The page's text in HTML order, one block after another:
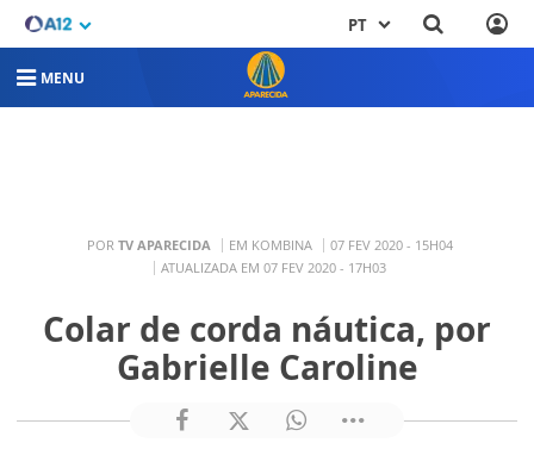
PT
MENU
POR TV APARECIDA EM KOMBINA
07 FEV 2020 - 15H04
ATUALIZADA EM 07 FEV 2020 - 17H03
Colar de corda náutica, por
Gabrielle Caroline